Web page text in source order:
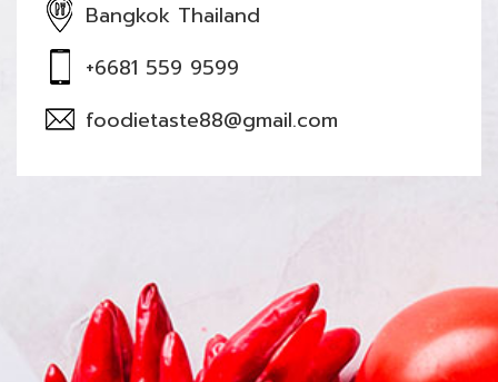
Bangkok Thailand
+6681 559 9599
foodietaste88@gmail.com